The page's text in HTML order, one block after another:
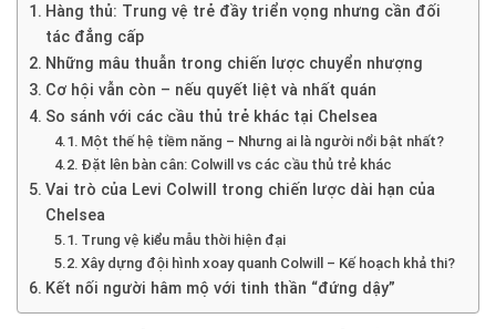
Hàng thủ: Trung vệ trẻ đầy triển vọng nhưng cần đối
tác đẳng cấp
Những mâu thuẫn trong chiến lược chuyển nhượng
Cơ hội vẫn còn – nếu quyết liệt và nhất quán
So sánh với các cầu thủ trẻ khác tại Chelsea
Một thế hệ tiềm năng – Nhưng ai là người nổi bật nhất?
Đặt lên bàn cân: Colwill vs các cầu thủ trẻ khác
Vai trò của Levi Colwill trong chiến lược dài hạn của
Chelsea
Trung vệ kiểu mẫu thời hiện đại
Xây dựng đội hình xoay quanh Colwill – Kế hoạch khả thi?
Kết nối người hâm mộ với tinh thần “đứng dậy”